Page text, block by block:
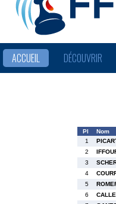
ACCUEIL DÉCOUVRIR
Pl Nom
1
2
3
4
5
6